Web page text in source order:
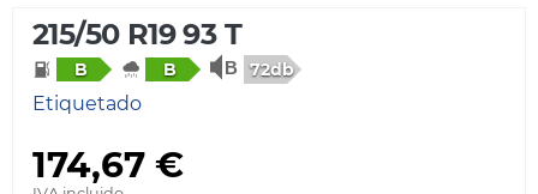
215/50 R19 93 T
B B 72db
Etiquetado
174,67 €